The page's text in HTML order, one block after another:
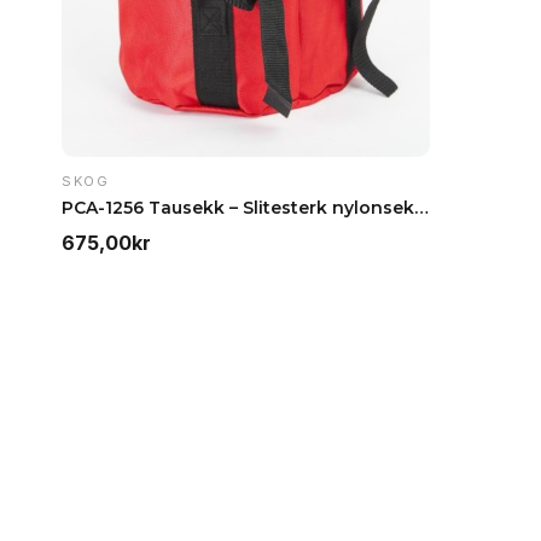
SKOG
PCA-1256 Tausekk – Slitesterk nylonsekk, 45 liter
675,00kr